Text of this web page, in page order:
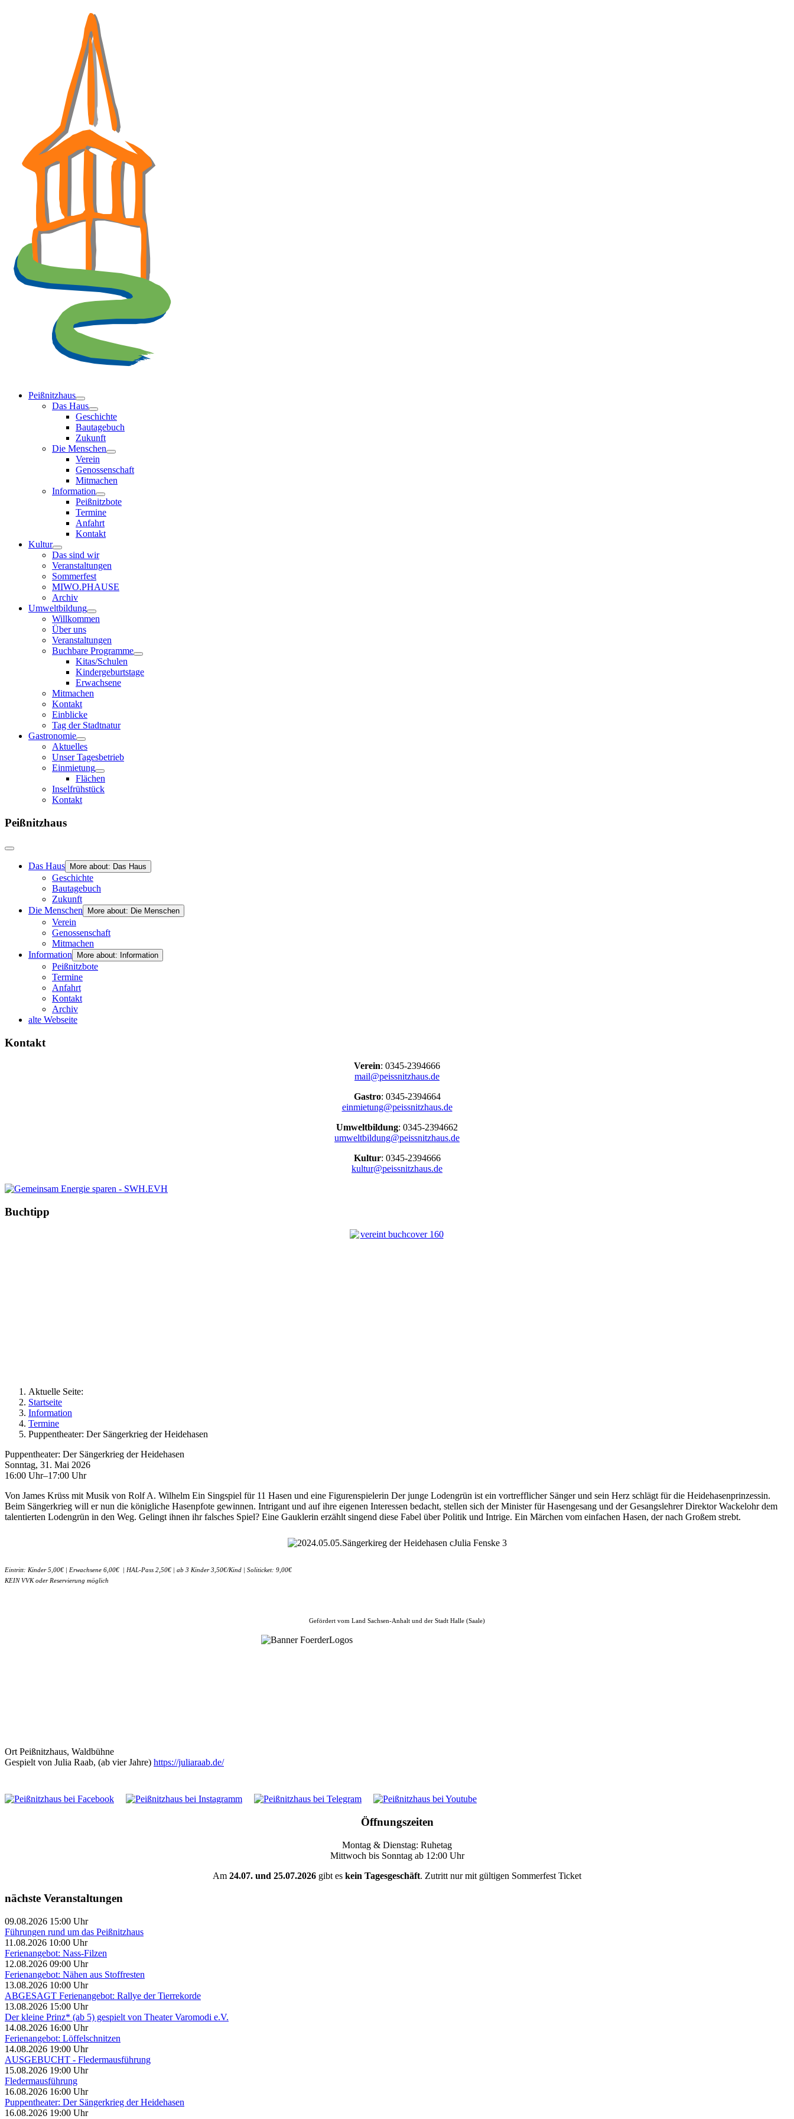
Peißnitzhaus
Das Haus
Geschichte
Bautagebuch
Zukunft
Die Menschen
Verein
Genossenschaft
Mitmachen
Information
Peißnitzbote
Termine
Anfahrt
Kontakt
Kultur
Das sind wir
Veranstaltungen
Sommerfest
MIWO.PHAUSE
Archiv
Umweltbildung
Willkommen
Über uns
Veranstaltungen
Buchbare Programme
Kitas/Schulen
Kindergeburtstage
Erwachsene
Mitmachen
Kontakt
Einblicke
Tag der Stadtnatur
Gastronomie
Aktuelles
Unser Tagesbetrieb
Einmietung
Flächen
Inselfrühstück
Kontakt
Peißnitzhaus
Das Haus More about: Das Haus
Geschichte
Bautagebuch
Zukunft
Die Menschen
More about: Die Menschen
Verein
Genossenschaft
Mitmachen
Information
More about: Information
Peißnitzbote
Termine
Anfahrt
Kontakt
Archiv
alte Webseite
Kontakt
Verein: 0345-2394666
mail@peissnitzhaus.de
Gastro: 0345-2394664
einmietung@peissnitzhaus.de
Umweltbildung: 0345-2394662
umweltbildung@peissnitzhaus.de
Kultur: 0345-2394666
kultur@peissnitzhaus.de
Buchtipp
Aktuelle Seite:
Startseite
Information
Termine
Puppentheater: Der Sängerkrieg der Heidehasen
Puppentheater: Der Sängerkrieg der Heidehasen
Sonntag, 31. Mai 2026
16:00 Uhr–17:00 Uhr
Von James Krüss mit Musik von Rolf A. Wilhelm Ein Singspiel für 11 Hasen und eine Figurenspielerin Der junge Lodengrün ist ein vortrefflicher Sänger und sein Herz schlägt für die Heidehasenprinzessin.
Beim Sängerkrieg will er nun die königliche Hasenpfote gewinnen. Intrigant und auf ihre eigenen Interessen bedacht, stellen sich der Minister für Hasengesang und der Gesangslehrer Direktor Wackelohr dem
talentierten Lodengrün in den Weg. Gelingt ihnen ihr falsches Spiel? Eine Gauklerin erzählt singend diese Fabel über Politik und Intrige. Ein Märchen vom einfachen Hasen, der nach Großem strebt.
Eintritt: Kinder 5,00€ | Erwachsene 6,00€ | HAL-Pass 2,50€ | ab 3 Kinder 3,50€/Kind | Soliticket: 9,00€
KEIN VVK oder Reservierung möglich
Gefördert vom Land Sachsen-Anhalt und der Stadt Halle (Saale)
Ort Peißnitzhaus, Waldbühne
Gespielt von Julia Raab, (ab vier Jahre) https://juliaraab.de/
Öffnungszeiten
Montag & Dienstag: Ruhetag
Mittwoch bis Sonntag ab 12:00 Uhr
Am 24.07. und 25.07.2026 gibt es kein Tagesgeschäft. Zutritt nur mit gültigen Sommerfest Ticket
nächste Veranstaltungen
09.08.2026 15:00 Uhr
Führungen rund um das Peißnitzhaus
11.08.2026 10:00 Uhr
Ferienangebot: Nass-Filzen
12.08.2026 09:00 Uhr
Ferienangebot: Nähen aus Stoffresten
13.08.2026 10:00 Uhr
ABGESAGT Ferienangebot: Rallye der Tierrekorde
13.08.2026 15:00 Uhr
Der kleine Prinz* (ab 5) gespielt von Theater Varomodi e.V.
14.08.2026 16:00 Uhr
Ferienangebot: Löffelschnitzen
14.08.2026 19:00 Uhr
AUSGEBUCHT - Fledermausführung
15.08.2026 19:00 Uhr
Fledermausführung
16.08.2026 16:00 Uhr
Puppentheater: Der Sängerkrieg der Heidehasen
16.08.2026 19:00 Uhr